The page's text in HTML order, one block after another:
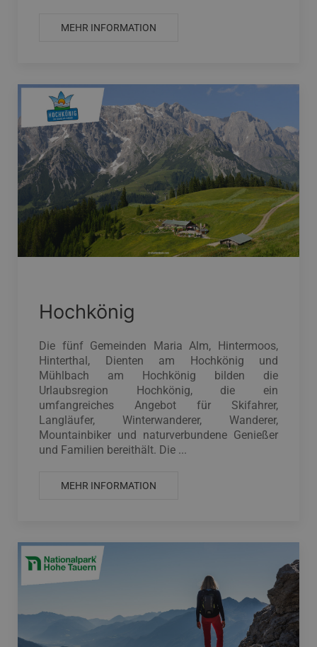
MEHR INFORMATION
Hochkönig
Die fünf Gemeinden Maria Alm, Hintermoos,
Hinterthal, Dienten am Hochkönig und
Mühlbach am Hochkönig bilden die
Urlaubsregion Hochkönig, die ein
umfangreiches Angebot für Skifahrer,
Langläufer, Winterwanderer, Wanderer,
Mountainbiker und naturverbundene Genießer
und Familien bereithält. Die ...
MEHR INFORMATION